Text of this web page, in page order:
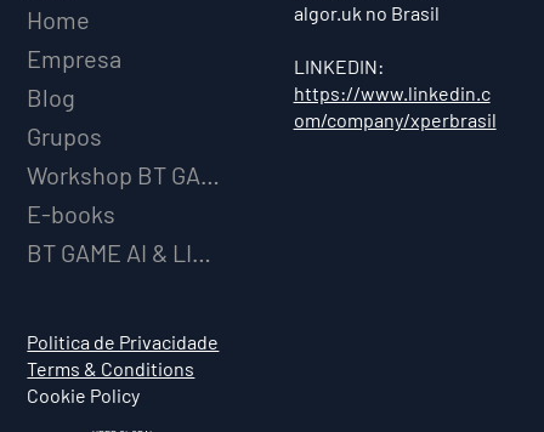
Home
Empresa
Blog
Grupos
E-books
Politica de Privacidade
Terms & Conditions
Cookie Policy
algor.uk no Brasil
LINKEDIN:
https://www.linkedin.c
om/company/xperbrasil